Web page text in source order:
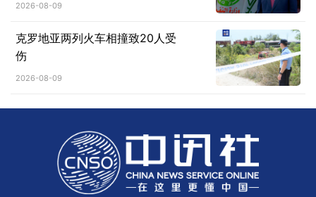
2026-08-09
克罗地亚两列火车相撞致20人受
伤
2026-08-09